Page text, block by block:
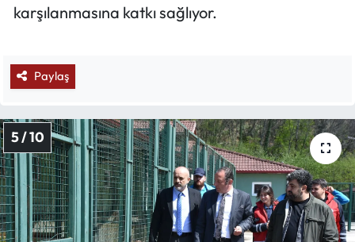
karşılanmasına katkı sağlıyor.
Paylaş
5 / 10